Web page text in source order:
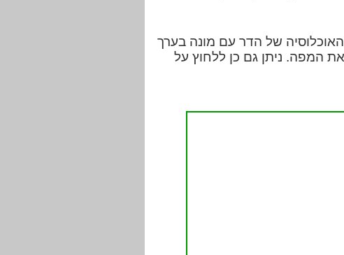
האוכלוסיה של הדר עם מונה בערך
המפה. ניתן גם כן ללחוץ על